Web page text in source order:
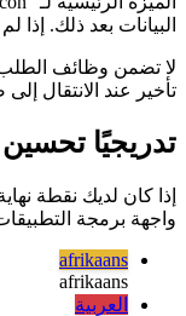
ما هو المختلف
البيانات بعد ذلك.
تأخير عند الانتقال
تدريجيًا
إذا كان لديك نقطة
واجهة برمجة